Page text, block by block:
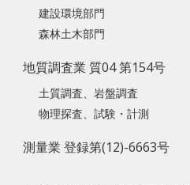
建設環境部門
森林土木部門
地質調査業 質04 第154号
土質調査、岩盤調査
物理探査、試験・計測
測量業 登録第(12)-6663号